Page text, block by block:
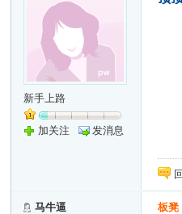
新手上路
加关注 发消息
马牛逼 板凳